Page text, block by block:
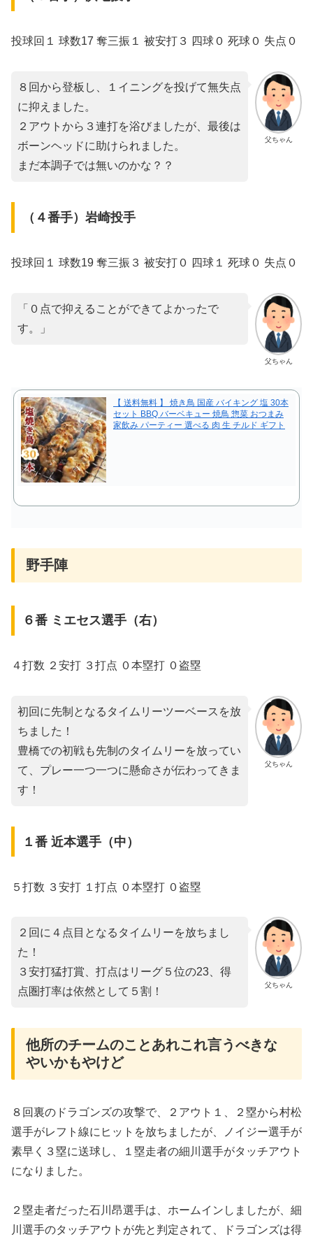
投球回１ 球数17 奪三振１ 被安打３ 四球０ 死球０ 失点０
父ちゃん
８回から登板し、１イニングを投げて無失点
に抑えました。
２アウトから３連打を浴びましたが、最後は
ボーンヘッドに助けられました。
まだ本調子では無いのかな？？
（４番手）岩崎投手
投球回１ 球数19 奪三振３ 被安打０ 四球１ 死球０ 失点０
父ちゃん
「０点で抑えることができてよかったで
す。」
【 送料無料 】 焼き鳥 国産 バイキング 塩 30本
セット BBQ バーベキュー 焼鳥 惣菜 おつまみ
家飲み パーティー 選べる 肉 生 チルド ギフト
野手陣
６番 ミエセス選手（右）
４打数 ２安打 ３打点 ０本塁打 ０盗塁
父ちゃん
初回に先制となるタイムリーツーベースを放
ちました！
豊橋での初戦も先制のタイムリーを放ってい
て、プレー一つ一つに懸命さが伝わってきま
す！
１番 近本選手（中）
５打数 ３安打 １打点 ０本塁打 ０盗塁
父ちゃん
２回に４点目となるタイムリーを放ちまし
た！
３安打猛打賞、打点はリーグ５位の23、得
点圏打率は依然として５割！
他所のチームのことあれこれ言うべきな
やいかもやけど
８回裏のドラゴンズの攻撃で、２アウト１、２塁から村松
選手がレフト線にヒットを放ちましたが、ノイジー選手が
素早く３塁に送球し、１塁走者の細川選手がタッチアウト
になりました。
２塁走者だった石川昂選手は、ホームインしましたが、細
川選手のタッチアウトが先と判定されて、ドラゴンズは得